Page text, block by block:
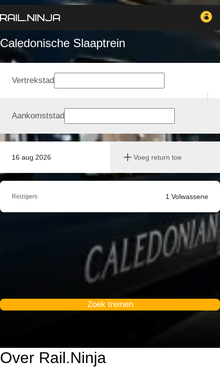
Caledonische Slaaptrein
16 aug 2026 Voeg return toe
Vertrekstad
Aankomststad
Reizigers 1 Volwassene
Zoek treinen
Over Rail.Ninja